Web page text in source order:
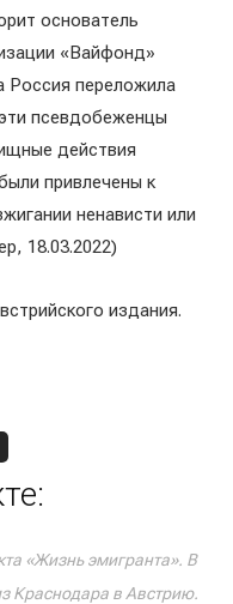
основатель
«Вайфонд»
Россия переложила
псевдобеженцы
действия
привлечены к
ненависти или
18.03.2022)
издания.
«Жизнь эмигранта». В
Краснодара в Австрию.